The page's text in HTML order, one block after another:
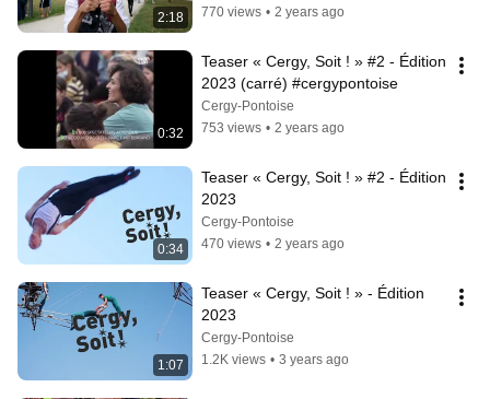
2:18
770 views • 2 years ago
0:32
Teaser « Cergy, Soit ! » #2 - Édition
2023 (carré) #cergypontoise
Cergy-Pontoise
753 views • 2 years ago
0:34
Teaser « Cergy, Soit ! » #2 - Édition
2023
Cergy-Pontoise
470 views • 2 years ago
1:07
Teaser « Cergy, Soit ! » - Édition
2023
Cergy-Pontoise
1.2K views • 3 years ago